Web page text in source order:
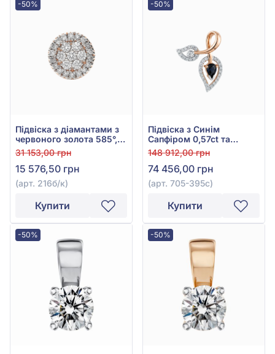
-50%
Підвіска з діамантами з
червоного золота 585°,
Діамант 0,14ct, арт. 216б/
к
31 153,00 грн
15 576,50 грн
(арт. 216б/к)
Купити
-50%
Підвіска з Синім
Сапфіром 0,57ct та
Діамантом 0,35ct із
червоно-білого золота
585°, арт. 705-395с
148 912,00 грн
74 456,00 грн
(арт. 705-395с)
Купити
-50% -50%